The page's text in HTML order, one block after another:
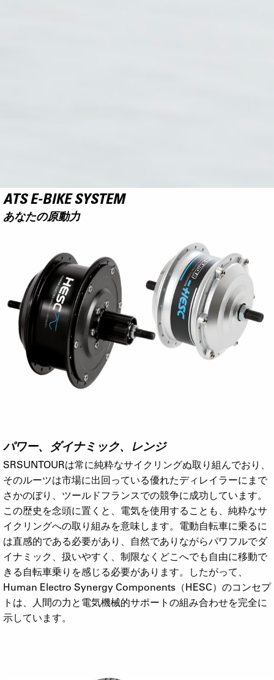
ATS E-BIKE SYSTEM
あなたの原動力
パワー、ダイナミック、レンジ
SRSUNTOURは常に純粋なサイクリングぬ取り組んでおり、
そのルーツは市場に出回っている優れたディレイラーにまで
さかのぼり、ツールドフランスでの競争に成功しています。
この歴史を念頭に置くと、電気を使用することも、純粋なサ
イクリングへの取り組みを意味します。電動自転車に乗るに
は直感的である必要があり、自然でありながらパワフルでダ
イナミック、扱いやすく、制限なくどこへでも自由に移動で
きる自転車乗りを感じる必要があります。したがって、
Human Electro Synergy Components（HESC）のコンセプ
トは、人間の力と電気機械的サポートの組み合わせを完全に
示しています。